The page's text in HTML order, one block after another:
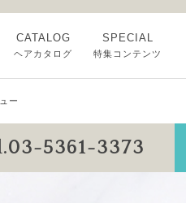
CATALOG
ヘアカタログ
SPECIAL
特集コンテンツ
ー
5361-3373